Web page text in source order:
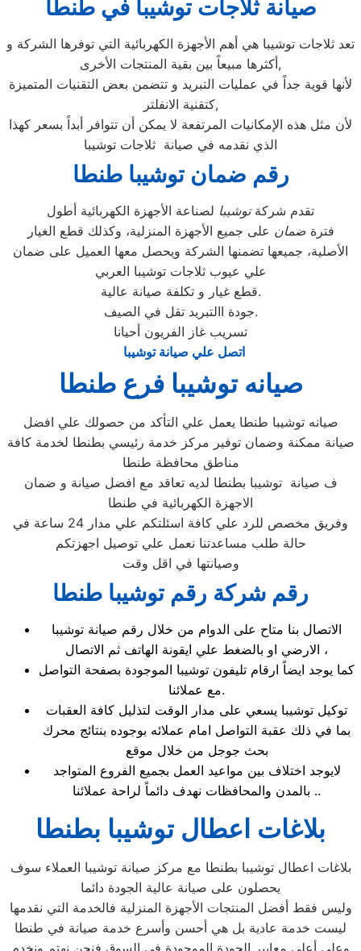
صيانة ثلاجات توشيبا في طنطا
تعد ثلاجات توشيبا هي أهم الأجهزة الكهربائية التي توفرها الشركة و
أكثرها مبيعاً بين بقية المنتجات الأخرى,
لأنها قوية جداً في عمليات التبريد و تتضمن بعض التقنيات المتميزة
كتقنية الانفلتر,
لأن مثل هذه الإمكانيات المرتفعة لا يمكن أن تتوافر أبداً بسعر كهذا
الذي نقدمه في صيانة ثلاجات توشيبا
رقم ضمان توشيبا طنطا
تقدم شركةتوشيبا لصناعة الأجهزة الكهربائية أطول
فترةضمان على جميع الأجهزة المنزلية، وكذلك قطع الغيار
الأصلية، جميعها تضمنها الشركة ويحصل معها العميل على ضمان
علي عيوب ثلاجات توشيبا العربي
قطع غيار و تكلفة صيانة عالية.
جودة االتبريد تقل في الصيف.
تسريب غاز الفريون أحيانا
اتصل علي صيانة توشيبا
صيانه توشيبا فرع طنطا
صيانه توشيبا طنطا يعمل علي التأكد من حصولك علي افضل
صيانة ممكنة وضمان توفير مركز خدمة رئيسي بطنطا لخدمة كافة
مناطق محافظة طنطا
ف صيانة توشيبا بطنطا لديه تعاقد مع افضل صيانة و ضمان
الاجهزة الكهربائية في طنطا
وفريق مخصص للرد علي كافة اسئلتكم علي مدار 24 ساعة في
حالة طلب مساعدتنا نعمل علي توصيل اجهزتكم
وصيانتها في اقل وقت
رقم شركة رقم توشيبا طنطا
الاتصال بنا متاح على الدوام من خلال رقم صيانة توشيبا
الارضي او بالضغط علي ايقونة الهاتف ثم الاتصال ،
كما يوجد ايضاً ارقام تليفون توشيبا الموجودة بصفحة التواصل
مع عملائنا.
توكيل توشيبا يسعي على مدار الوقت لتذليل كافة العقبات
بما في ذلك عقبة التواصل امام عملائه بوجوده بنتائج محرك
بحث جوجل من خلال موقع
لايوجد اختلاف بين مواعيد العمل بجميع الفروع المتواجد
بالمدن والمحافظات نهدف دائماً لراحة عملائنا ..
بلاغات اعطال توشيبا بطنطا
بلاغات اعطال توشيبا بطنطا مع مركز صيانة توشيبا العملاء سوف
يحصلون على صيانة عالية الجودة دائما
وليس فقط أفضل المنتجات الأجهزة المنزلية فالخدمة التي نقدمها
ليست خدمة عادية بل هي أحسن وأسرع خدمة صيانة في طنطا
وعلى أعلى معايير الجودة الموجودة في السوق فنحن نهتم ونخدم